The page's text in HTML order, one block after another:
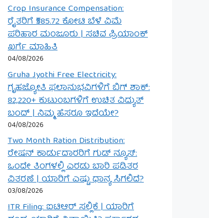
Crop Insurance Compensation:
ರೈತರಿಗೆ ₹585.72 ಕೋಟಿ ಬೆಳೆ ವಿಮೆ
ಪರಿಹಾರ ಮಂಜೂರು | ಸಚಿವ ಪ್ರಿಯಾಂಕ್
ಖರ್ಗೆ ಮಾಹಿತಿ
04/08/2026
Gruha Jyothi Free Electricity:
ಗೃಹಜ್ಯೋತಿ ಫಲಾನುಭವಿಗಳಿಗೆ ಬಿಗ್ ಶಾಕ್:
82,220+ ಕುಟುಂಬಗಳಿಗೆ ಉಚಿತ ವಿದ್ಯುತ್
ಬಂದ್ | ನಿಮ್ಮ ಹೆಸರೂ ಇದೆಯೇ?
04/08/2026
Two Month Ration Distribution:
ರೇಷನ್ ಕಾರ್ಡುದಾರರಿಗೆ ಗುಡ್ ನ್ಯೂಸ್:
ಒಂದೇ ತಿಂಗಳಲ್ಲಿ ಎರಡು ಬಾರಿ ಪಡಿತರ
ವಿತರಣೆ | ಯಾರಿಗೆ ಎಷ್ಟು ಧಾನ್ಯ ಸಿಗಲಿದೆ?
03/08/2026
ITR Filing: ಐಟಿಆರ್ ಸಲ್ಲಿಕೆ | ಯಾರಿಗೆ